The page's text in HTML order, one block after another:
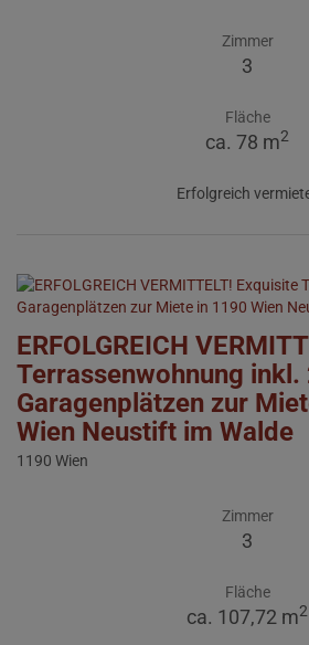
Zimmer
3
Fläche
ca. 78 m2
Erfolgreich
ERFOLGREICH
Terrassenwohnung inkl.
Garagenplätzen zur
Wien Neustift im Walde
1190 Wien
Zimmer
3
Fläche
ca. 107,72 m2